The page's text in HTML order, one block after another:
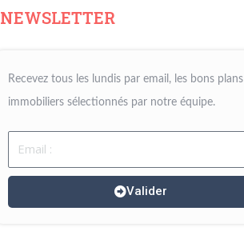
NEWSLETTER
Recevez tous les lundis par email, les bons plans
immobiliers sélectionnés par notre équipe.
Email
Valider